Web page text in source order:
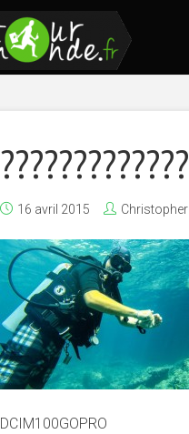
?????????????
16 avril 2015 Christopher
DCIM100GOPRO